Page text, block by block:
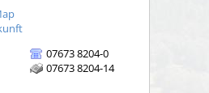
07673 8204-0
07673 8204-14